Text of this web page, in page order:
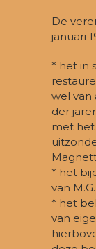
De
januari
* het in
wel van
der
met het
* het
van
* het
van